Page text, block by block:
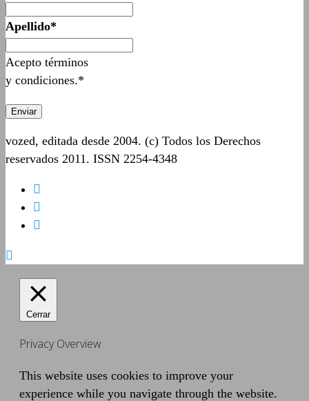
Apellido*
Acepto términos
y condiciones.*
vozed, editada desde 2004. (c) Todos los Derechos
reservados 2011. ISSN 2254-4348
Cerrar
Privacy Overview
This website uses cookies to improve your
experience while you navigate through the website.